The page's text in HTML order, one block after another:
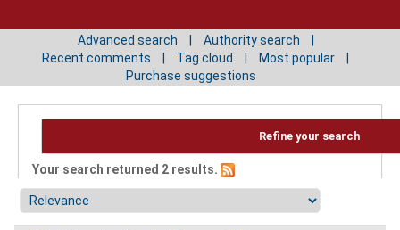
Advanced search
Authority search
Recent comments
Tag cloud
Most popular
Purchase suggestions
Refine your search
Your search returned 2 results.